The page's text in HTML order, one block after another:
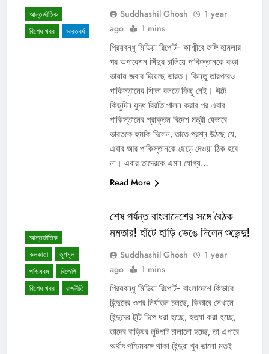
আন্তর্জাতিক
বিশেষ খবর
ভারতবর্ষ
Suddhashil Ghosh
1 year
ago
1 mins
প্রিয়বন্ধু মিডিয়া রিপোর্ট- কাশ্মীরে জঙ্গি হামলার
পর অপারেশন সিঁদুর চালিয়ে পাকিস্তানকে কড়া
ভাষায় জবাব দিয়েছে ভারত। কিন্তু তারপরেও
পাকিস্তানের শিক্ষা বলতে কিছু নেই। উল্টে
কিছুদিন যুদ্ধ বিরতি পালন করার পর এবার
পাকিস্তানের প্রাক্তন বিদেশ মন্ত্রী যেভাবে
ভারতকে হুমকি দিলেন, তাতে প্রশ্ন উঠছে যে,
এবার আর পাকিস্তানকে ছেড়ে দেওয়া ঠিক হবে
না। এবার তাদেরকে এমন যোগ্য…
Read More
আন্তর্জাতিক
কলকাতা
তৃণমূল
পশ্চিমবঙ্গ
বিজেপি
বিশেষ খবর
রাজনীতি
শেষ পর্যন্ত বাংলাদেশের সঙ্গে বৈঠক
মমতার! হাঁটে হাড়ি ভেঙে দিলেন শুভেন্দু!
Suddhashil Ghosh
1 year
ago
1 mins
প্রিয়বন্ধু মিডিয়া রিপোর্ট- বাংলাদেশে কিভাবে
হিন্দুদের ওপর নির্যাতন চলছে, কিভাবে সেখানে
হিন্দুদের টুটি চিপে ধরা হচ্ছে, হত্যা করা হচ্ছে,
তাদের বাড়িঘর লুটপাট চালানো হচ্ছে, তা এপারে
অর্থাৎ পশ্চিমবঙ্গে থাকা হিন্দুরা খুব ভালো মতই